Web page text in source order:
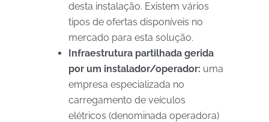
desta instalação. Existem vários
tipos de ofertas disponíveis no
mercado para esta solução.
Infraestrutura partilhada gerida
por um instalador/operador: uma
empresa especializada no
carregamento de veículos
elétricos (denominada operadora)